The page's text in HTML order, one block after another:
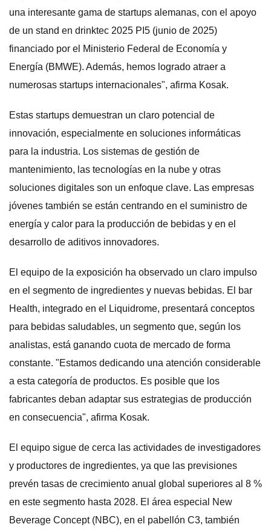
una interesante gama de startups alemanas, con el apoyo
de un stand en drinktec 2025 PI5 (junio de 2025)
financiado por el Ministerio Federal de Economía y
Energía (BMWE). Además, hemos logrado atraer a
numerosas startups internacionales", afirma Kosak.
Estas startups demuestran un claro potencial de
innovación, especialmente en soluciones informáticas
para la industria. Los sistemas de gestión de
mantenimiento, las tecnologías en la nube y otras
soluciones digitales son un enfoque clave. Las empresas
jóvenes también se están centrando en el suministro de
energía y calor para la producción de bebidas y en el
desarrollo de aditivos innovadores.
El equipo de la exposición ha observado un claro impulso
en el segmento de ingredientes y nuevas bebidas. El bar
Health, integrado en el Liquidrome, presentará conceptos
para bebidas saludables, un segmento que, según los
analistas, está ganando cuota de mercado de forma
constante. "Estamos dedicando una atención considerable
a esta categoría de productos. Es posible que los
fabricantes deban adaptar sus estrategias de producción
en consecuencia", afirma Kosak.
El equipo sigue de cerca las actividades de investigadores
y productores de ingredientes, ya que las previsiones
prevén tasas de crecimiento anual global superiores al 8 %
en este segmento hasta 2028. El área especial New
Beverage Concept (NBC), en el pabellón C3, también